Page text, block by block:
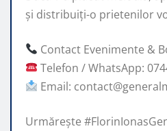
și distribuiți-o prietenilor
Contact Evenimente &
Telefon / WhatsApp:
Email:
Urmărește